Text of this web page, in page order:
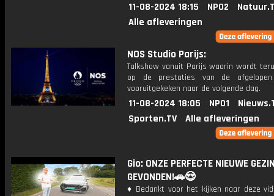
11-08-2024 18:15 NPO2
Alle afleveringen
NOS Studio Parijs:
Talkshow vanuit Parijs waarin wordt
op de prestaties van de
vooruitgekeken naar de volgende dag.
11-08-2024 18:05 NPO1
Sporten.TV
Alle afleveringen
Gio: ONZE PERFECTE NIEUWE
GEVONDEN!🚗😍
♦ Bedankt voor het kijken naar deze